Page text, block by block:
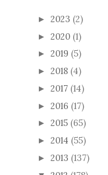
► 2023 (2)
► 2020 (1)
► 2019 (5)
► 2018 (4)
► 2017 (14)
► 2016 (17)
► 2015 (65)
► 2014 (55)
► 2013 (137)